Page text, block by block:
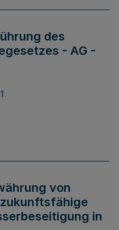
des
- AG -
von
in